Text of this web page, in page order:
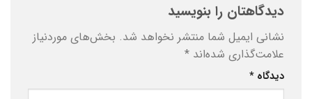
دیدگاهتان را بنویسید
نشانی ایمیل شما منتشر نخواهد شد. بخش‌های موردنیاز
علامت‌گذاری شده‌اند *
دیدگاه *